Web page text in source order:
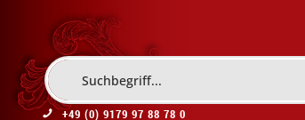
+49 (0) 9179 97 88 78 0